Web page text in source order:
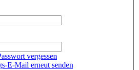
vergessen
E-Mail erneut senden